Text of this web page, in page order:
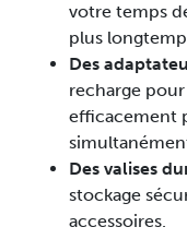
votre temps
plus
Des
recharge
efficacement
Des valises
stockage
accessoires.